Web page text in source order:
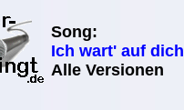
Song:
Ich wart' auf dich
Alle Versionen